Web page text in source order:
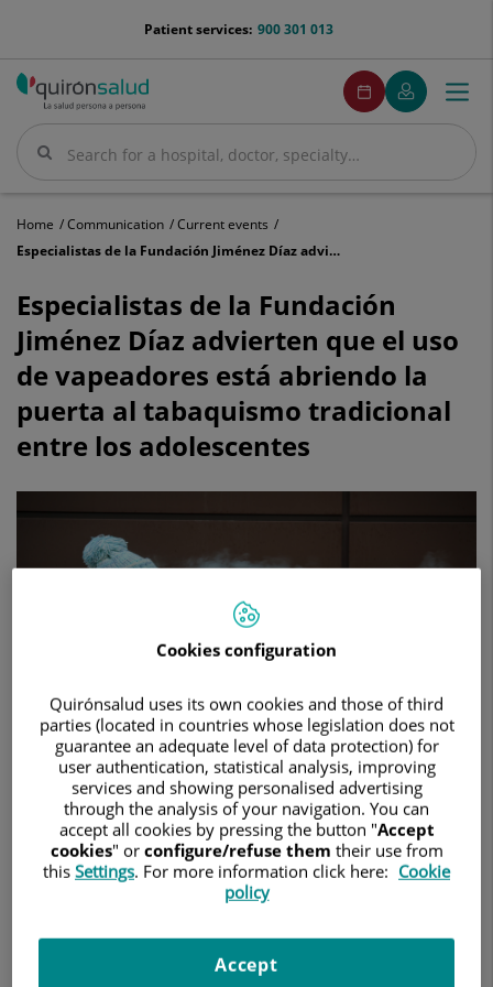
menu-
900 301 013
Patient services:
Search
Search
menuPedirCita
Make
an
appointment
My
Quirónsalud
Menu
Home Communication
Current events
Especialistas de la Fundación Jiménez Díaz advierten que el uso de vapeadores está abriendo la puerta al tabaquismo tradicional entre los adolescentes
de
la
Fundación
Jiménez
Díaz
advierten
que
el
de
vapeadores
entre
adolescentes
Especialistas de la Fundación
Jiménez Díaz advierten que el uso
de vapeadores está abriendo la
puerta al tabaquismo tradicional
entre los adolescentes
31 de mayo de 2024
HOSPITAL UNIVERSITARIO FUNDACIÓN JIMÉNEZ DÍAZ
el hospital impartió un taller de prevención del tabaquismo
Cookies configuration
Quirónsalud uses its own cookies and those of third
parties (located in countries whose legislation does not
guarantee an adequate level of data protection) for
user authentication, statistical analysis, improving
services and showing personalised advertising
through the analysis of your navigation. You can
accept all cookies by pressing the button "Accept
cookies" or configure/refuse them their use from
this Settings. For more information click here: Cookie
policy
Accept